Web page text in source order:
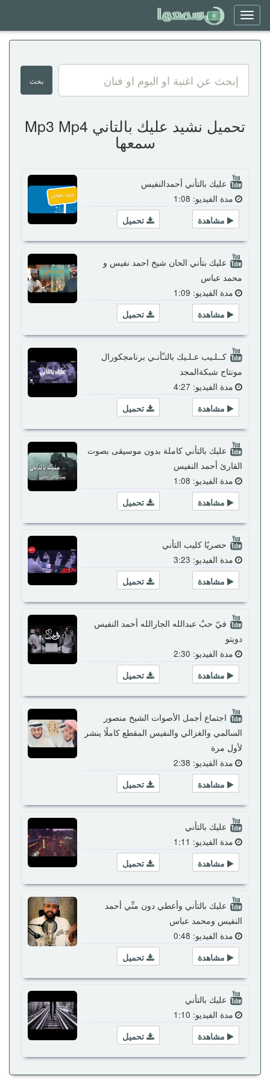
Toggle
navigation
تحميل نشيد عليك بالتاني Mp3 Mp4
سمعها
عليك بالتأني أحمدالنفيس
مدة الفيديو: 1:08
تحميل
مشاهدة
عليك بتأني الحان شيخ احمد نفيس و
محمد عباس
مدة الفيديو: 1:09
تحميل
مشاهدة
كــلـيب عـلـيك بالتـّأنـي برنامجكورال
مونتاج شبكةالمجد
مدة الفيديو: 4:27
تحميل
مشاهدة
عليك بالتأني كاملة بدون موسيقى بصوت
القارئ أحمد النفيس
مدة الفيديو: 1:08
تحميل
مشاهدة
حصريًا كليب التأني
مدة الفيديو: 3:23
تحميل
مشاهدة
فيّ حبٌ عبدالله الجارالله أحمد النفيس
دويتو
مدة الفيديو: 2:30
تحميل
مشاهدة
اجتماع أجمل الأصوات الشيخ منصور
السالمي والغزالي والنفيس المقطع كاملًا ينشر
لأول مرة
مدة الفيديو: 2:38
تحميل
مشاهدة
عليك بالتأني
مدة الفيديو: 1:11
تحميل
مشاهدة
عليك بالتأني وأعطي دون منِّي أحمد
النفيس ومحمد عباس
مدة الفيديو: 0:48
تحميل
مشاهدة
عليك بالتأني
مدة الفيديو: 1:10
تحميل
مشاهدة